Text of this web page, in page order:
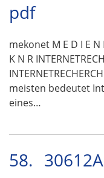
pdf
mekonet M E D I E N
K N R
meisten bedeutet
eines…
58.